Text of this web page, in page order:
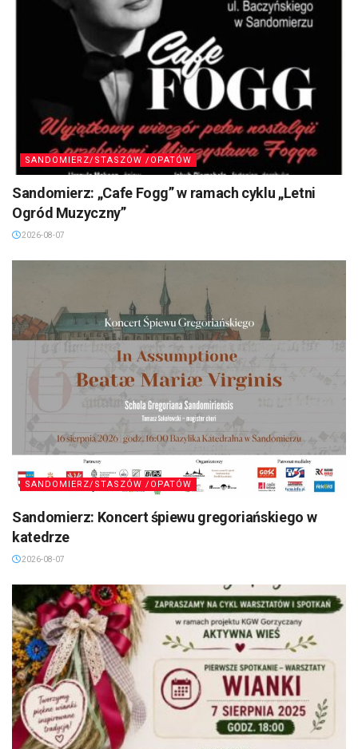
SANDOMIERZ/STASZÓW /OPATÓW
Sandomierz: „Cafe Fogg” w ramach cyklu „Letni
Ogród Muzyczny”
2026-08-07
SANDOMIERZ/STASZÓW /OPATÓW
Sandomierz: Koncert śpiewu gregoriańskiego w
katedrze
2026-08-07